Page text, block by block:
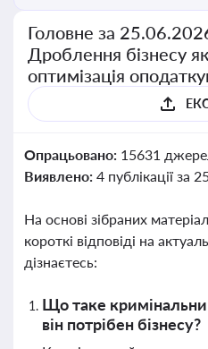
Головне за
Дроблення бізнесу
оптимізація
Опрацьовано: 15631
Виявлено: 4 публікації за
На основі зібраних
короткі відповіді на
дізнаєтесь:
Що таке
він потрібен бізнесу?